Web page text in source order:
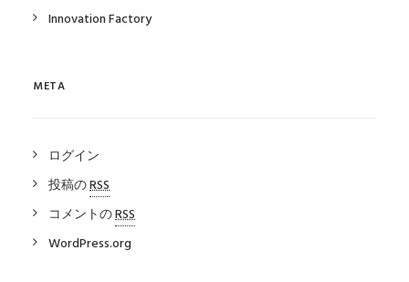
Innovation Factory
META
ログイン
投稿のRSS
コメントのRSS
WordPress.org